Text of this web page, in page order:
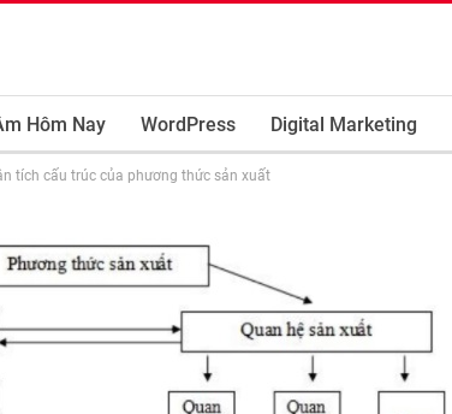
Hôm Nay WordPress Digital Marketing
tích cấu trúc của phương thức sản xuất